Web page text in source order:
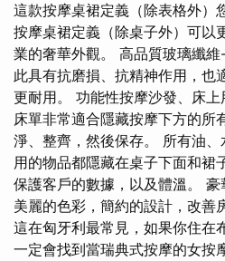
這款按摩桌裙定義（除表格外）
按摩桌裙定義（除桌子外）可以
業的奢華外觀。 高品質玻璃纖
此具有抗磨損、抗精神作用，也
更耐用。 功能性按摩沙發、床
床單非常適合隱藏按摩下方的所
淨、整齊，然後保存。 所有油
用的物品都隱藏在桌子下面和裙
保護客戶的數據，以及體溫。
美麗的色彩，簡約的設計，改善
這在匈牙利最常見，如果你住在
一定會找到當瑞典式按摩的女按